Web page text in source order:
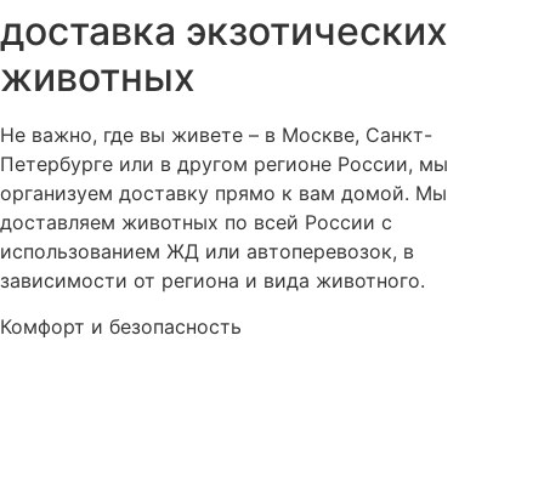
доставка экзотических
животных
Не важно, где вы живете – в Москве, Санкт-
Петербурге или в другом регионе России, мы
организуем доставку прямо к вам домой. Мы
доставляем животных по всей России с
использованием ЖД или автоперевозок, в
зависимости от региона и вида животного.
Комфорт и безопасность